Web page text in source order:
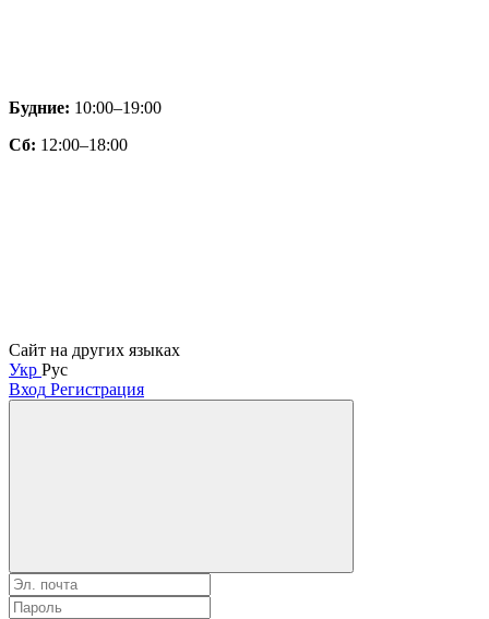
Будние: 10:00–19:00
Сб: 12:00–18:00
Сайт на других языках
Укр Рус
Вход Регистрация